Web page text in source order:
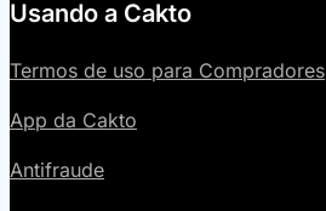
Usando a Cakto
Termos de uso para Compradores
App da Cakto
Antifraude